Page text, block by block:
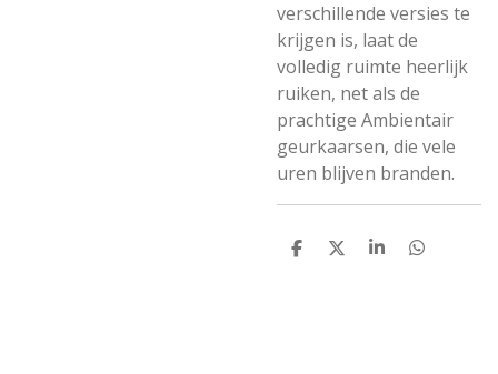
verschillende versies te
krijgen is, laat de
volledig ruimte heerlijk
ruiken, net als de
prachtige Ambientair
geurkaarsen, die vele
uren blijven branden.
D
D
S
D